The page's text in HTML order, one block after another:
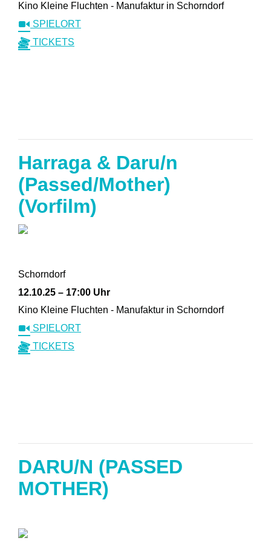
Kino Kleine Fluchten - Manufaktur in Schorndorf
SPIELORT
TICKETS
Harraga & Daru/n
(Passed/Mother)
(Vorfilm)
Schorndorf
12.10.25 – 17:00 Uhr
Kino Kleine Fluchten - Manufaktur in Schorndorf
SPIELORT
TICKETS
DARU/N (PASSED
MOTHER)